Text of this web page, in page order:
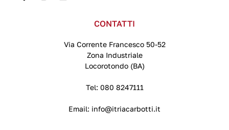
CONTATTI
Via Corrente Francesco 50-52
Zona Industriale
Locorotondo (BA)
Tel: 080 8247111
Email: info@itriacarbotti.it